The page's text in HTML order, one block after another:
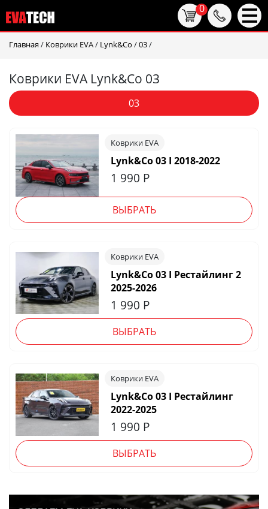
Главная / Коврики EVA/ Lynk&Co /03/
Коврики EVA Lynk&Co 03
03
Коврики EVA
Lynk&Co 03 I 2018-2022
1 990 Р
ВЫБРАТЬ
Коврики EVA
Lynk&Co 03 I Рестайлинг 2
2025-2026
1 990 Р
ВЫБРАТЬ
Коврики EVA
Lynk&Co 03 I Рестайлинг
2022-2025
1 990 Р
ВЫБРАТЬ
0